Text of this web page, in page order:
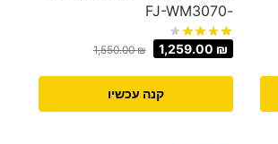
-FJ-WM3070
1,550.00₪ 1,259.00 ₪
קנה עכשיו